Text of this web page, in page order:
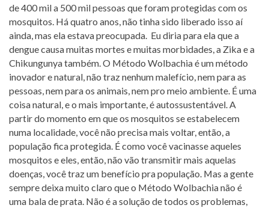
de 400 mil a 500 mil pessoas que foram protegidas com os
mosquitos. Há quatro anos, não tinha sido liberado isso aí
ainda, mas ela estava preocupada. Eu diria para ela que a
dengue causa muitas mortes e muitas morbidades, a Zika e a
Chikungunya também. O Método Wolbachia é um método
inovador e natural, não traz nenhum malefício, nem para as
pessoas, nem para os animais, nem pro meio ambiente. É uma
coisa natural, e o mais importante, é autossustentável. A
partir do momento em que os mosquitos se estabelecem
numa localidade, você não precisa mais voltar, então, a
população fica protegida. É como você vacinasse aqueles
mosquitos e eles, então, não vão transmitir mais aquelas
doenças, você traz um benefício pra população. Mas a gente
sempre deixa muito claro que o Método Wolbachia não é
uma bala de prata. Não é a solução de todos os problemas,